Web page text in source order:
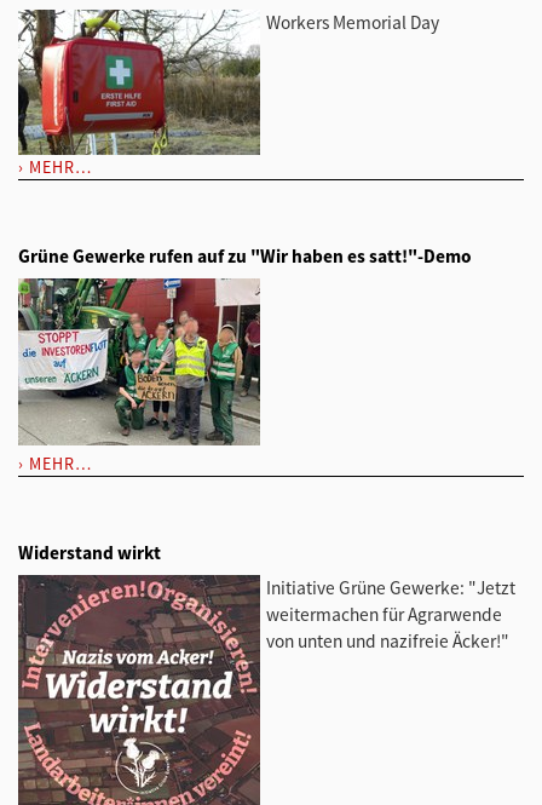
Workers Memorial Day
MEHR…
Grüne Gewerke rufen auf zu "Wir haben es satt!"-Demo
MEHR…
Widerstand wirkt
Initiative Grüne Gewerke: "Jetzt
weitermachen für Agrarwende
von unten und nazifreie Äcker!"